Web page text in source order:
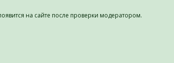
на сайте после проверки модератором.